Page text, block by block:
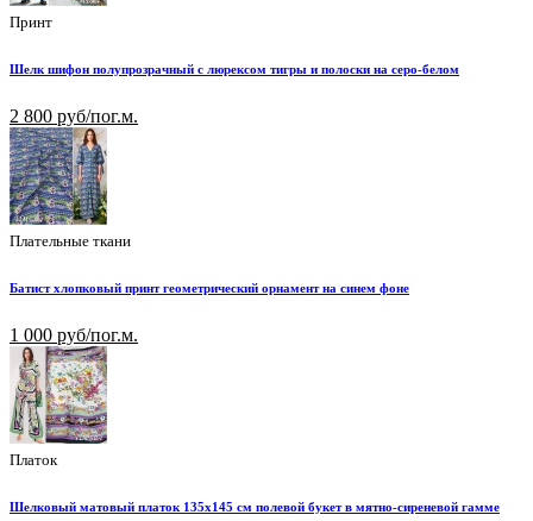
Принт
Шелк шифон полупрозрачный с люрексом тигры и полоски на серо-белом
2 800 руб/пог.м.
Плательные ткани
Батист хлопковый принт геометрический орнамент на синем фоне
1 000 руб/пог.м.
Платок
Шелковый матовый платок 135х145 см полевой букет в мятно-сиреневой гамме